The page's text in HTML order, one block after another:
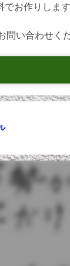
お作りします
問い合わせく